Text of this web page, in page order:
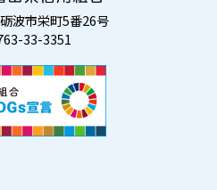
波市栄町5番26号
33-3351